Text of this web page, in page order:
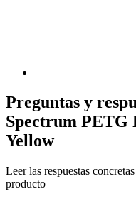
Preguntas y
Spectrum PETG
Yellow
Leer las respuestas
producto